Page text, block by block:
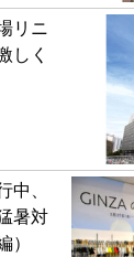
リニ
しく
、
暑対